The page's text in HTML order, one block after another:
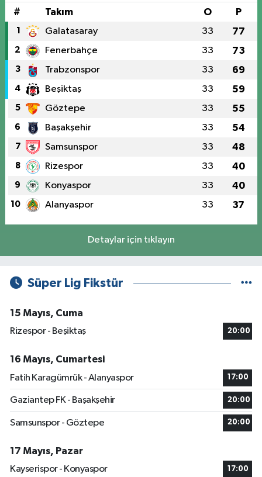
# Takım O P
1 Galatasaray 33 77
2 Fenerbahçe 33 73
3 Trabzonspor 33 69
4 Beşiktaş 33 59
5 Göztepe 33 55
6 Başakşehir 33 54
7 Samsunspor 33 48
8 Rizespor 33 40
9 Konyaspor 33 40
10 Alanyaspor 33 37
Detaylar için tıklayın
Süper Lig Fikstür
15 Mayıs, Cuma
Rizespor - Beşiktaş
20:00
16 Mayıs, Cumartesi
Fatih Karagümrük - Alanyaspor
17:00
Gaziantep FK - Başakşehir 20:00
Samsunspor - Göztepe 20:00
17 Mayıs, Pazar
Kayserispor - Konyaspor
17:00